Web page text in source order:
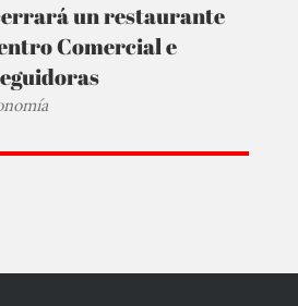
un restaurante
Comercial e